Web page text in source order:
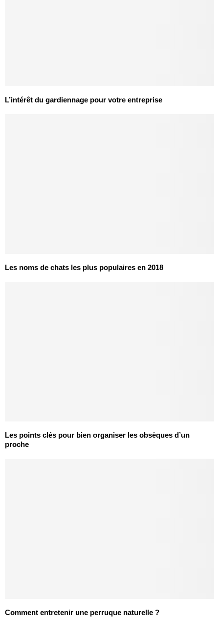
L’intérêt du gardiennage pour votre entreprise
Les noms de chats les plus populaires en 2018
Les points clés pour bien organiser les obsèques d’un
proche
Comment entretenir une perruque naturelle ?